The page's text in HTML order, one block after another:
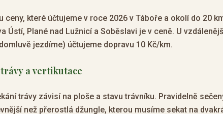
ceny, které účtujeme v roce 2026 v Táboře a okolí do 20
Ústí, Plané nad Lužnicí a Soběslavi je v ceně. U
jezdíme) účtujeme dopravu 10 Kč/km.
a vertikutace
trávy závisí na ploše a stavu trávníku. Pravidelně
než přerostlá džungle, kterou musíme sekat na